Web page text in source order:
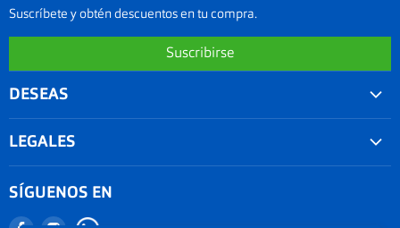
Suscríbete y obtén descuentos en tu compra.
Suscribirse
DESEAS
Seguimiento de Pedido
Nuestro blog
LEGALES
SÍGUENOS EN